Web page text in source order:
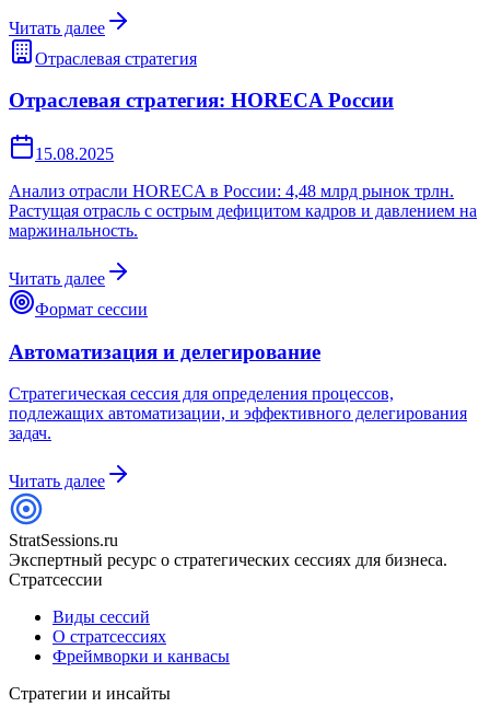
Читать далее
Отраслевая стратегия
Отраслевая стратегия: HORECA России
15.08.2025
Анализ отрасли HORECA в России: 4,48 млрд рынок трлн.
Растущая отрасль с острым дефицитом кадров и давлением на
маржинальность.
Читать далее
Формат сессии
Автоматизация и делегирование
Стратегическая сессия для определения процессов,
подлежащих автоматизации, и эффективного делегирования
задач.
Читать далее
StratSessions.ru
Экспертный ресурс о стратегических сессиях для бизнеса.
Стратсессии
Виды сессий
О стратсессиях
Фреймворки и канвасы
Стратегии и инсайты